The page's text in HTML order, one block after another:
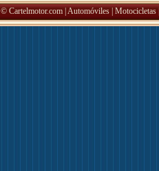
© Cartelmotor.com | Automóviles Motocicletas